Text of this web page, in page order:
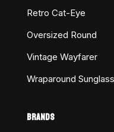
Retro Cat-Eye
Oversized Round
Vintage Wayfarer
Wraparound
BRANDS